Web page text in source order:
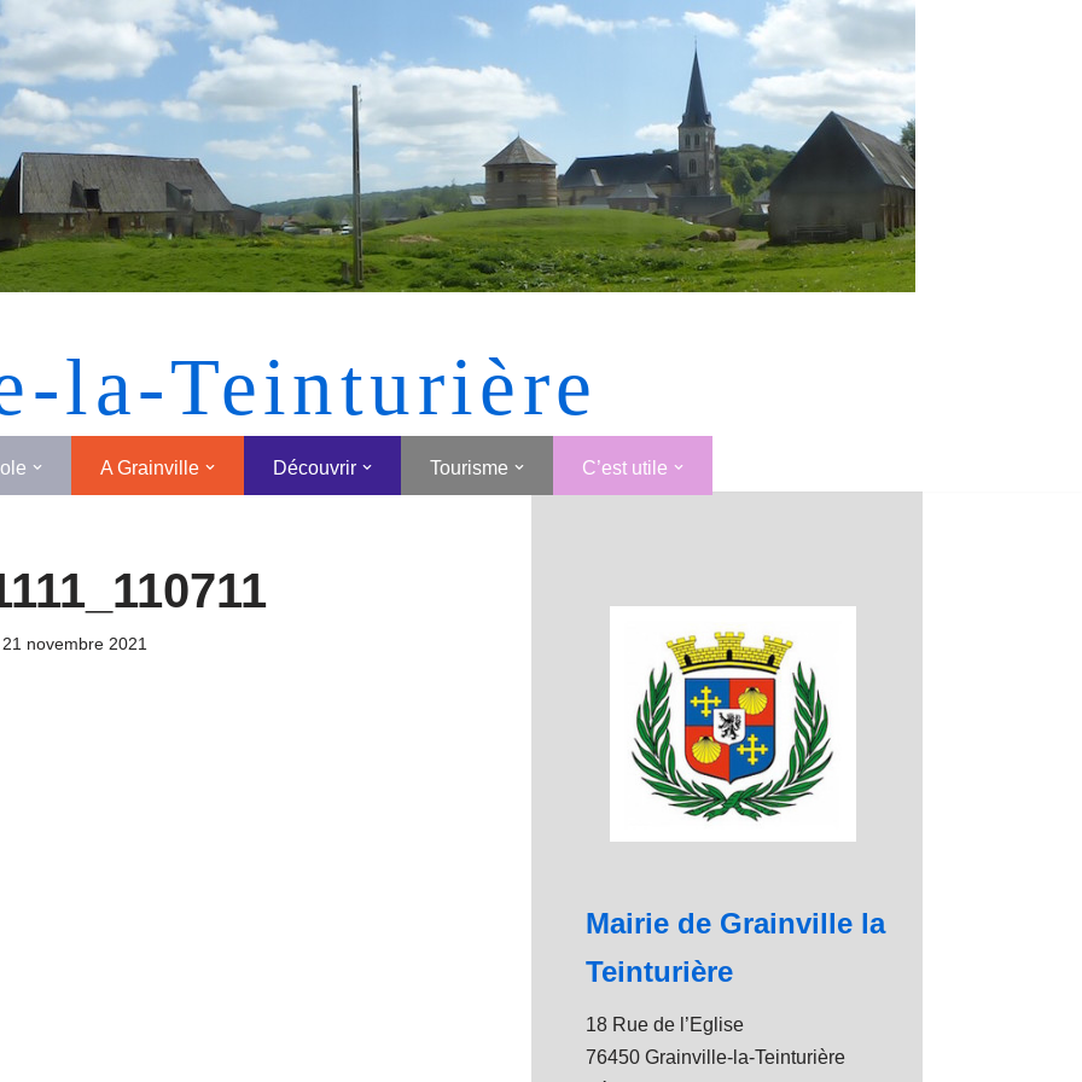
[MONTRER SOUS FORME DE VIGNETTES]
la-Teinturière
A Grainville Découvrir Tourisme C’est utile
21 novembre 2021
Mairie de Grainville la
Teinturière
18 Rue de l’Eglise
76450 Grainville-la-Teinturière